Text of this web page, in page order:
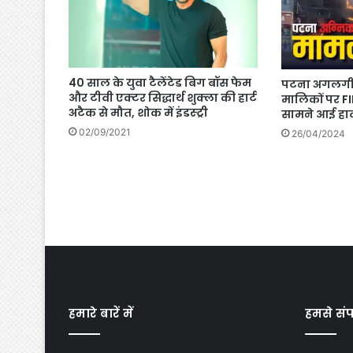
40 साल के युवा टैलेंटेड बिग बॉस फेम
और टीवी एक्टर सिद्धार्थ शुक्ला की हार्ट
अटैक से मौत, शोक में इंडस्ट्री
02/09/2021
पटना
मालिकों पर
सामने आई
26/04/2024
हमारे बारें में हमसे